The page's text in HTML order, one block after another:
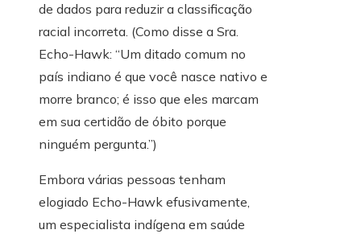
de dados para reduzir a classificação
racial incorreta. (Como disse a Sra.
Echo-Hawk: “Um ditado comum no
país indiano é que você nasce nativo e
morre branco; é isso que eles marcam
em sua certidão de óbito porque
ninguém pergunta.”)
Embora várias pessoas tenham
elogiado Echo-Hawk efusivamente,
um especialista indígena em saúde